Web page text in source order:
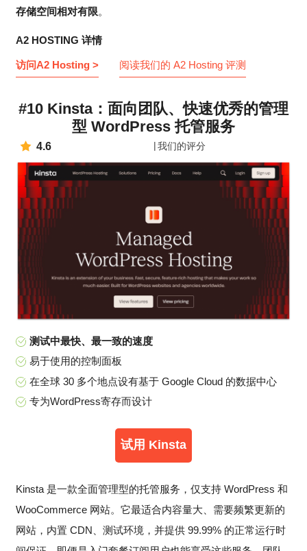
存储空间相对有限。
A2 HOSTING 详情
访问A2 Hosting > 阅读我们的 A2 Hosting 评测
#10 Kinsta：面向团队、快速优秀的管理
型 WordPress 托管服务
4.6 我们的评分
测试中最快、最一致的速度
易于使用的控制面板
在全球 30 多个地点设有基于 Google Cloud 的数据中心
专为WordPress寄存而设计
试用 Kinsta
Kinsta 是一款全面管理型的托管服务，仅支持 WordPress 和
WooCommerce 网站。它最适合内容量大、需要频繁更新的
网站，内置 CDN、测试环境，并提供 99.99% 的正常运行时